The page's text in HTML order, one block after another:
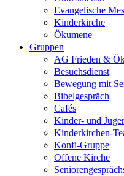
Evangelische
Kinderkirche
Ökumene
Gruppen
AG Frieden &
Besuchsdienst
Bewegung mit
Bibelgespräch
Cafés
Kinder- und
Kinderkirchen-
Konfi-Gruppe
Offene Kirche